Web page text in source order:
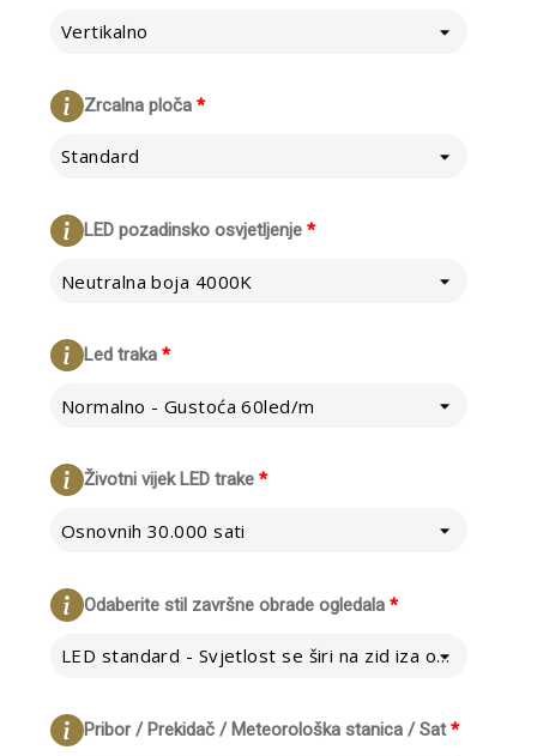
Vertikalno
*
Zrcalna ploča
Standard
*
LED pozadinsko osvjetljenje
Neutralna boja 4000K
*
Led traka
Normalno - Gustoća 60led/m
*
Životni vijek LED trake
Osnovnih 30.000 sati
*
Odaberite stil završne obrade ogledala
LED standard - Svjetlost se širi na zid iza ogledala
*
Pribor / Prekidač / Meteorološka stanica / Sat